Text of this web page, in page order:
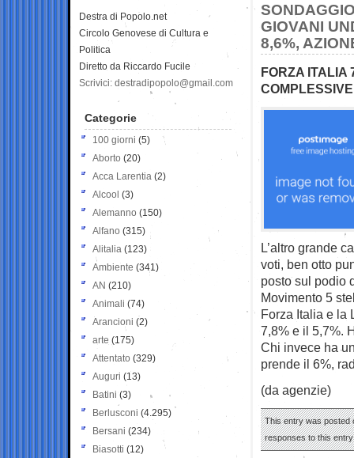
GIOVANI
8,6%,
FORZA ITALIA
COMPLESSIVE
L’altro grande
voti, ben otto
posto sul podio
Movimento 5
Forza Italia e la
7,8% e il 5,7%.
Chi invece ha
prende il 6%,
(da agenzie)
This entry was posted
responses to this
Destra di Popolo.net
Circolo Genovese di Cultura e
Politica
Diretto da Riccardo Fucile
Scrivici: destradipopolo@gmail.com
Categorie
100 giorni (5)
Aborto (20)
Acca Larentia (2)
Alcool (3)
Alemanno (150)
Alfano (315)
Alitalia (123)
Ambiente (341)
AN (210)
Animali (74)
Arancioni (2)
arte (175)
Attentato (329)
Auguri (13)
Batini (3)
Berlusconi (4.295)
Bersani (234)
Biasotti (12)